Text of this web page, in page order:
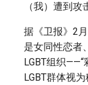
（我）遭到攻
据《卫报》2
是女同性恋者
LGBT组织——“
LGBT群体视